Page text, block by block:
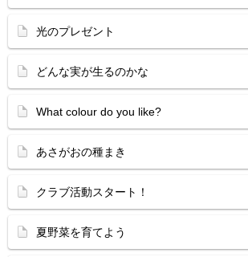
光のプレゼント
どんな実が生るのかな
What colour do you like?
あさがおの種まき
クラブ活動スタート！
夏野菜を育てよう